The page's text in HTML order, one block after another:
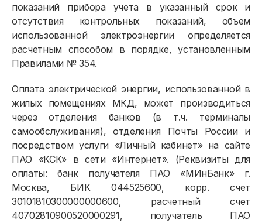
показаний прибора учета в указанный срок и
отсутствия контрольных показаний, объем
использованной электроэнергии определяется
расчетным способом в порядке, установленным
Правилами № 354.
Оплата электрической энергии, использованной в
жилых помещениях МКД, может производиться
через отделения банков (в т.ч. терминалы
самообслуживания), отделения Почты России и
посредством услуги «Личный кабинет» на сайте
ПАО «КСК» в сети «Интернет». (Реквизиты для
оплаты: банк получателя ПАО «МИнБанк» г.
Москва, БИК 044525600, корр. счет
30101810300000000600, расчетный счет
40702810900520000291, получатель ПАО